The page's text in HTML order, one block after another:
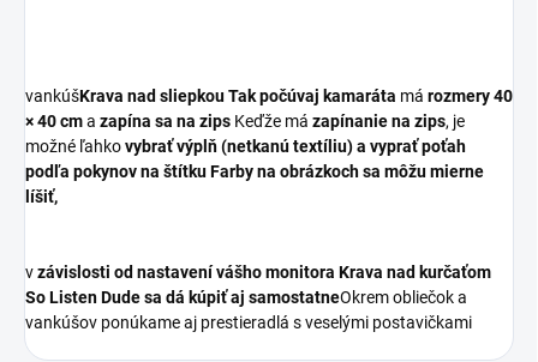
vankúšKrava nad sliepkou Tak počúvaj kamaráta má rozmery 40
× 40 cma zapína sa na zips Keďže má zapínanie na zips, je
možné ľahkovybrať výplň (netkanú textíliu) a vyprať poťah
podľa pokynov na štítku Farby na obrázkoch sa môžu mierne
líšiť,
vzávislosti od nastavení vášho monitora Krava nad kurčaťom
So Listen Dude sa dá kúpiť aj samostatneOkrem obliečok a
vankúšov ponúkame aj prestieradlá s veselými postavičkami